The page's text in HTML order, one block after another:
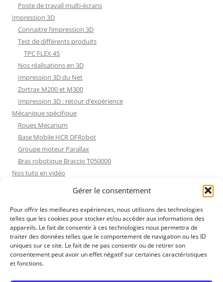
Gérer le consentement
Pour offrir les meilleures expériences, nous utilisons des technologies
telles que les cookies pour stocker et/ou accéder aux informations des
appareils. Le fait de consentir à ces technologies nous permettra de
traiter des données telles que le comportement de navigation ou les ID
uniques sur ce site. Le fait de ne pas consentir ou de retirer son
consentement peut avoir un effet négatif sur certaines caractéristiques
et fonctions.
Poste de travail multi-écrans
Impression 3D
Connaitre l’impression 3D
Test de différents produits
TPC FLEX 45
Nos réalisations en 3D
Impression 3D du Net
Zortrax M200 et M300
Impression 3D : retour d’expérience
Mécanique spécifique
Roues Mecanum
Base Mobile HCR DFRobot
Groupe moteur Parallax
Bras robotique Braccio T050000
Nos tuto en vidéo
Les Moteurs Pas à Pas
Projets Processing
Amélioration de l’habitat
Tir sportif
Fichiers dessin
Fichiers dessin